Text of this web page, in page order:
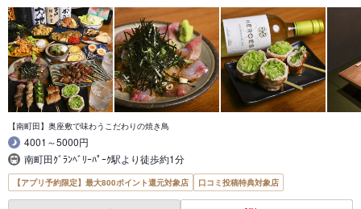
【南町田】奥座敷で味わうこだわりの焼き鳥
4001～5000円
南町田ｸﾞﾗﾝﾍﾞﾘｰﾊﾟｰｸ駅より徒歩約1分
【アプリ予約限定】最大800ポイント還元対象店 口コミ投稿特典対象店